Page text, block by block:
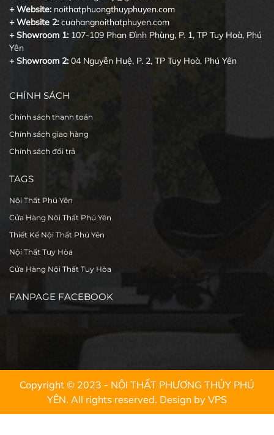
+ Website: noithatphuongthuyphuyen.com
+ Website 2: cuahangnoithatphuyen.com
+ Showroom 1: 107-109 Phan Đình Phùng, P. 1, TP Tuy Hoà, Phú
Yên
+ Showroom 2: 04 Nguyễn Huệ, P. 2, TP Tuy Hoà, Phú Yên
CHÍNH SÁCH
Chính sách thanh toán
Chính sách giao hàng
Chính sách đổi trả
TAGS
Nội Thất Phú Yên
Cửa Hàng Nội Thất Phú Yên
Thiết Kế Nội Thất Phú Yên
Nội Thất Tuy Hòa
Cửa Hàng Nội Thất Tuy Hòa
FANPAGE FACEBOOK
Copyright © 2023 - NỘI THẤT PHƯƠNG THỦY PHÚ
YÊN. All rights reserved. Design by VPS